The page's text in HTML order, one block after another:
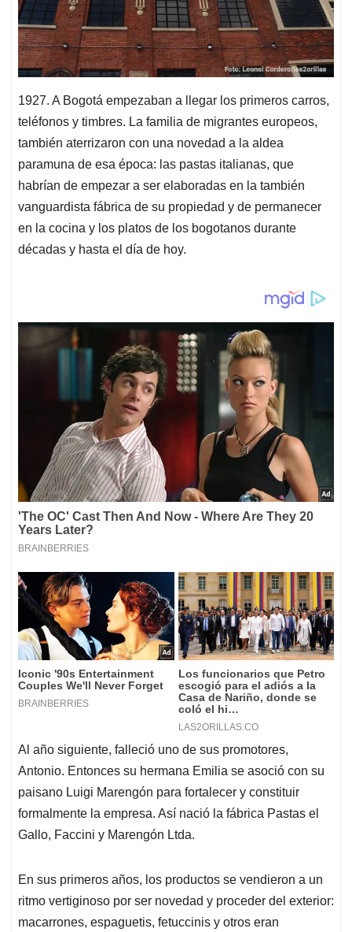
1927. A Bogotá empezaban a llegar los primeros carros,
teléfonos y timbres. La familia de migrantes europeos,
también aterrizaron con una novedad a la aldea
paramuna de esa época: las pastas italianas, que
habrían de empezar a ser elaboradas en la también
vanguardista fábrica de su propiedad y de permanecer
en la cocina y los platos de los bogotanos durante
décadas y hasta el día de hoy.
Al año siguiente, falleció uno de sus promotores,
Antonio. Entonces su hermana Emilia se asoció con su
paisano Luigi Marengón para fortalecer y constituir
formalmente la empresa. Así nació la fábrica Pastas el
Gallo, Faccini y Marengón Ltda.
En sus primeros años, los productos se vendieron a un
ritmo vertiginoso por ser novedad y proceder del exterior:
macarrones, espaguetis, fetuccinis y otros eran